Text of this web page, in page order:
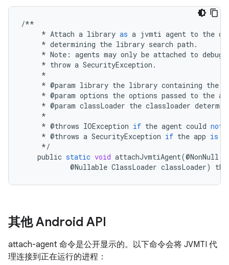
/**
* Attach a library as a jvmti agent to the
* determining the library search path .
* Note : agents may only be attached to
* throw a SecurityException .
*
* @param library the library containing the
* @param options the options passed to the
* @param classLoader the classloader
*
* @throws IOException if the agent could not
* @throws a SecurityException if the app is
*/
public static void attachJvmtiAgent(@NonNull
@Nullable ClassLoader classLoader)
其他 Android API
attach-agent 命令是公开显示的。以下命令会将 JVMTI 代
理连接到正在运行的进程：